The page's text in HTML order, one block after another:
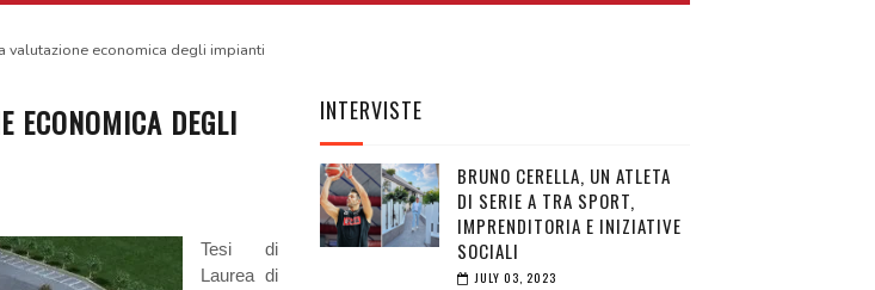
valutazione economica degli impianti
ECONOMICA DEGLI
Tesi di
Laurea di
INTERVISTE
BRUNO CERELLA, UN ATLETA
DI SERIE A TRA SPORT,
IMPRENDITORIA E INIZIATIVE
SOCIALI
JULY 03, 2023